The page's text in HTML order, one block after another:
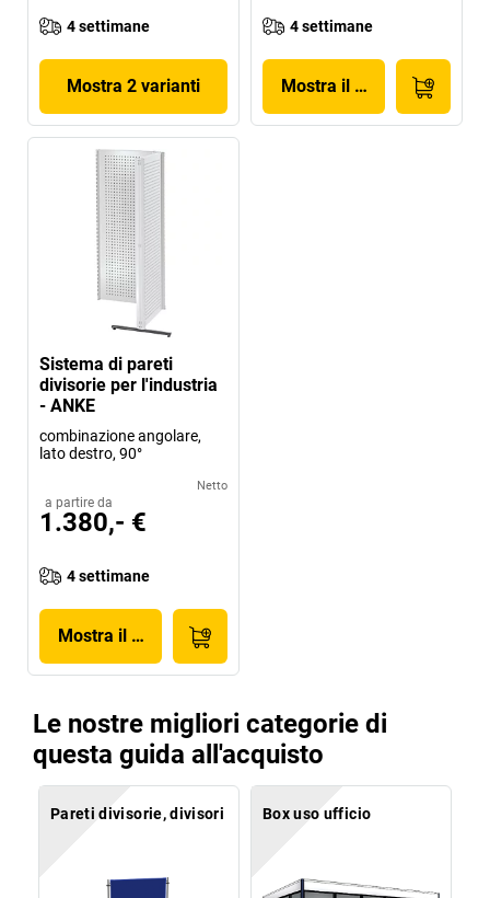
4 settimane
Mostra 2 varianti
4 settimane
Mostra il prodotto
Sistema di pareti
divisorie per l'industria
- ANKE
combinazione angolare,
lato destro, 90°
Netto
a partire da
1.380,- €
4 settimane
Mostra il prodotto
Le nostre migliori categorie di
questa guida all'acquisto
Pareti divisorie, divisori Box uso ufficio